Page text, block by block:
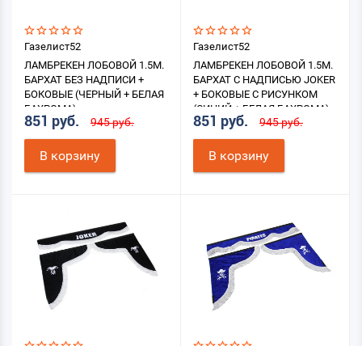
Газелист52
ЛАМБРЕКЕН ЛОБОВОЙ 1.5М.
БАРХАТ БЕЗ НАДПИСИ +
БОКОВЫЕ (ЧЕРНЫЙ + БЕЛАЯ
БАХРОМА)
851 руб. 945 руб.
В корзину
Газелист52
ЛАМБРЕКЕН ЛОБОВОЙ 1.5М.
БАРХАТ С НАДПИСЬЮ JOKER
+ БОКОВЫЕ С РИСУНКОМ
(СИНИЙ + БЕЛАЯ БАХРОМА)
851 руб. 945 руб.
В корзину